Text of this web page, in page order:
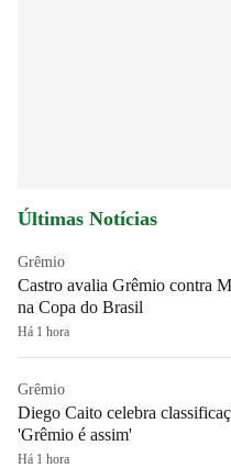
Últimas Notícias
Grêmio
Castro avalia Grêmio contra
na Copa do Brasil
Há 1 hora
Grêmio
Diego Caito celebra
'Grêmio é assim'
Há 1 hora